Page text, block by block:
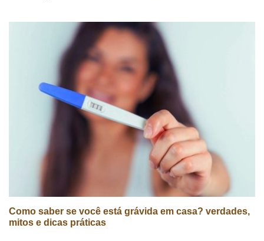
Como saber se você está grávida em casa? verdades,
mitos e dicas práticas